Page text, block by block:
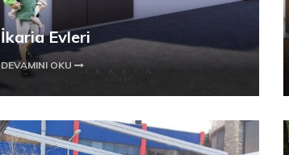
İkaria Evleri
DEVAMINI OKU